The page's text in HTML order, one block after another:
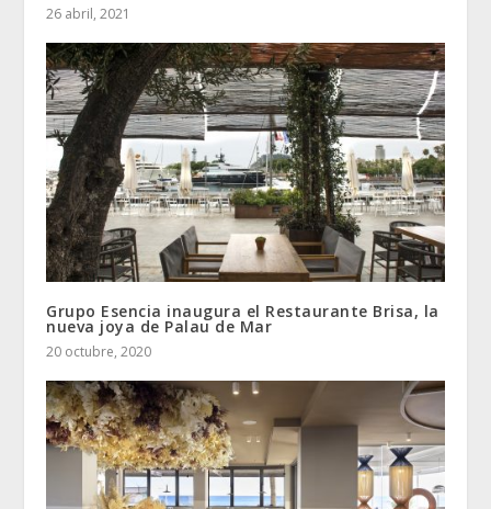
26 abril, 2021
Grupo Esencia inaugura el Restaurante Brisa, la
nueva joya de Palau de Mar
20 octubre, 2020